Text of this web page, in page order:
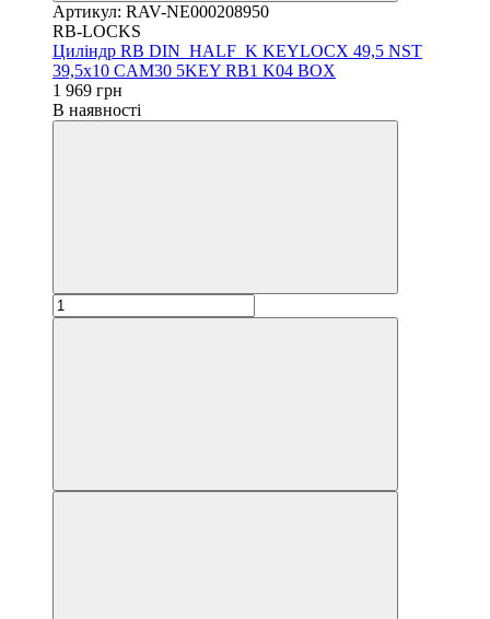
Артикул: RAV-NE000208950
RB-LOCKS
Циліндр RB DIN_HALF_K KEYLOCX 49,5 NST
39,5х10 CAM30 5KEY RB1 K04 BOX
1 969 грн
В наявності